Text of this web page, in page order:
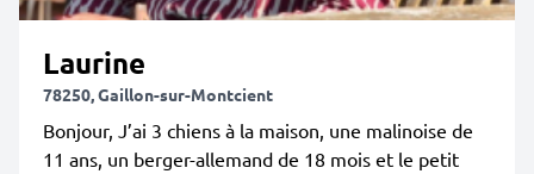
Laurine
78250, Gaillon-sur-Montcient
Bonjour, J’ai 3 chiens à la maison, une malinoise de
11 ans, un berger-allemand de 18 mois et le petit